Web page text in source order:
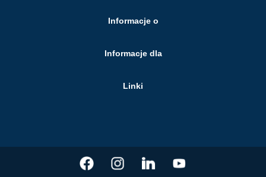
Informacje o
Informacje dla
Linki